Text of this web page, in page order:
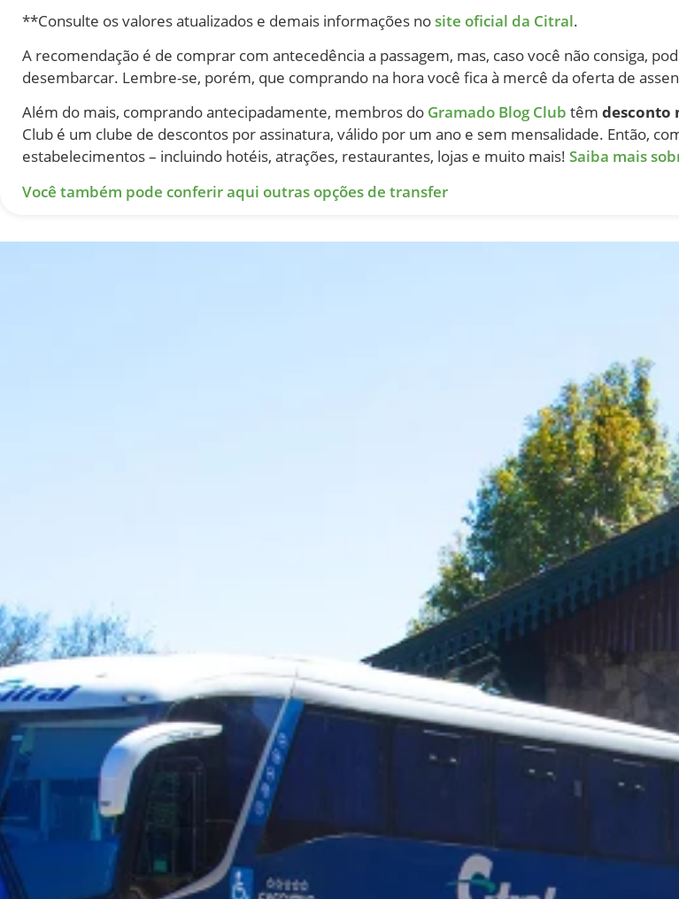
**Consulte os valores atualizados e demais informações nosite oficial da Citral.
A recomendação é de comprar com antecedência a passagem, mas, caso você não consiga,
desembarcar. Lembre-se, porém, que comprando na hora você fica à mercê da oferta de
Além do mais, comprando antecipadamente, membros do Gramado Blog Club têm desconto
Club é um clube de descontos por assinatura, válido por um ano e sem mensalidade. Então,
estabelecimentos – incluindo hotéis, atrações, restaurantes, lojas e muito mais! Saiba mais
Você também pode conferir aqui outras opções de transfer